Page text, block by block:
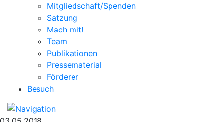
Mitgliedschaft/Spenden
Satzung
Mach mit!
Team
Publikationen
Pressematerial
Förderer
Besuch